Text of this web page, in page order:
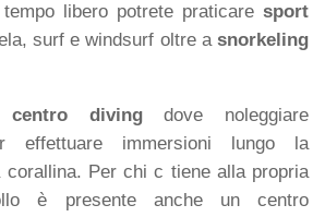
libero potrete praticare sport
surf e windsurf oltre a snorkeling
centro divingdove noleggiare
effettuare immersioni lungo la
corallina. Per chi c tiene alla propria
è presente anche un centro